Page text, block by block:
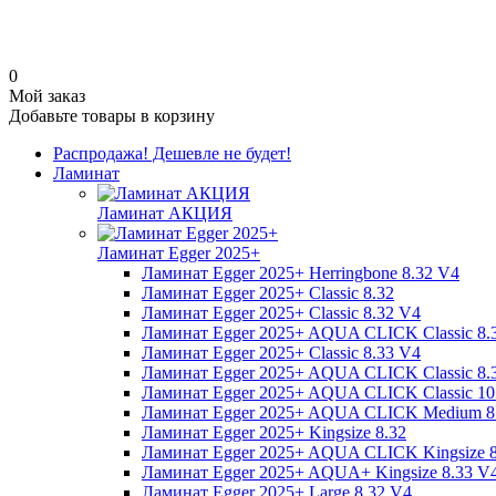
0
Мой заказ
Добавьте товары в корзину
Распродажа! Дешевле не будет!
Ламинат
Ламинат АКЦИЯ
Ламинат Egger 2025+
Ламинат Egger 2025+ Herringbone 8.32 V4
Ламинат Egger 2025+ Classic 8.32
Ламинат Egger 2025+ Classic 8.32 V4
Ламинат Egger 2025+ AQUA CLICK Classic
Ламинат Egger 2025+ Classic 8.33 V4
Ламинат Egger 2025+ AQUA CLICK Classic
Ламинат Egger 2025+ AQUA CLICK Classic
Ламинат Egger 2025+ AQUA CLICK Medium
Ламинат Egger 2025+ Kingsize 8.32
Ламинат Egger 2025+ AQUA CLICK Kingsize
Ламинат Egger 2025+ AQUA+ Kingsize 8.33
Ламинат Egger 2025+ Large 8.32 V4